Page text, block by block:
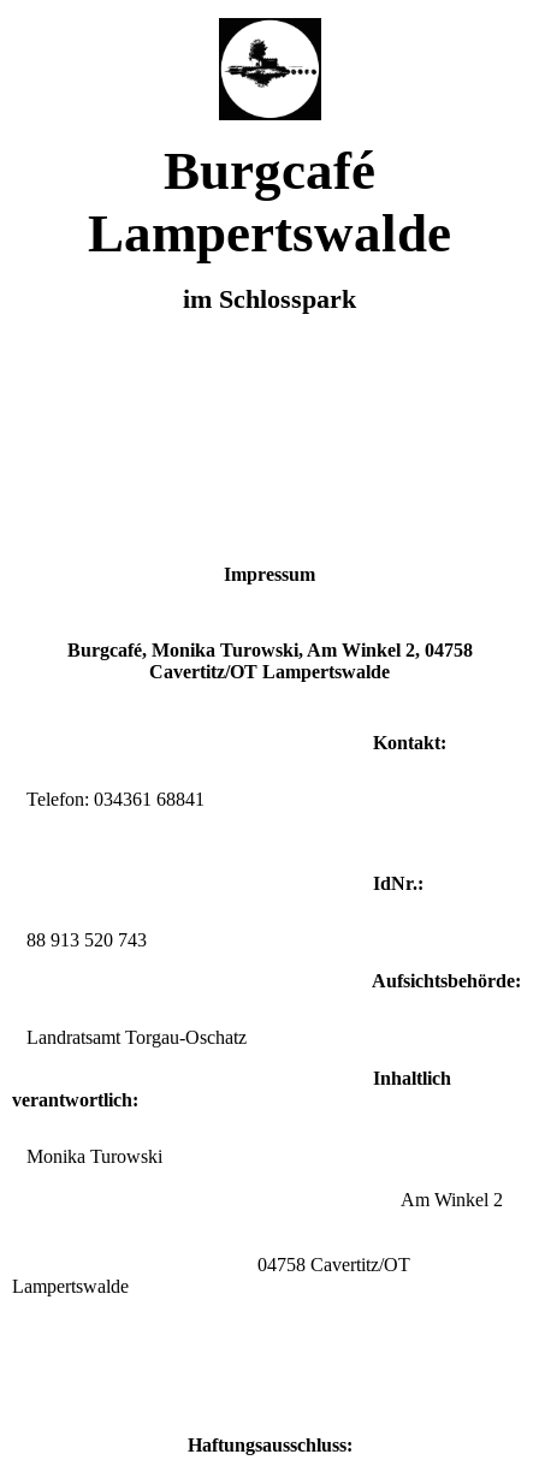
Burgcafé
Lampertswalde
im Schlosspark
Impressum
Burgcafé, Monika Turowski, Am Winkel 2, 04758
Cavertitz/OT Lampertswalde
Kontakt:
Telefon: 034361 68841
IdNr.:
88 913 520 743
Aufsichtsbehörde:
Landratsamt Torgau-Oschatz
Inhaltlich
verantwortlich:
Monika Turowski
Am Winkel 2
04758 Cavertitz/OT
Lampertswalde
Haftungsausschluss: